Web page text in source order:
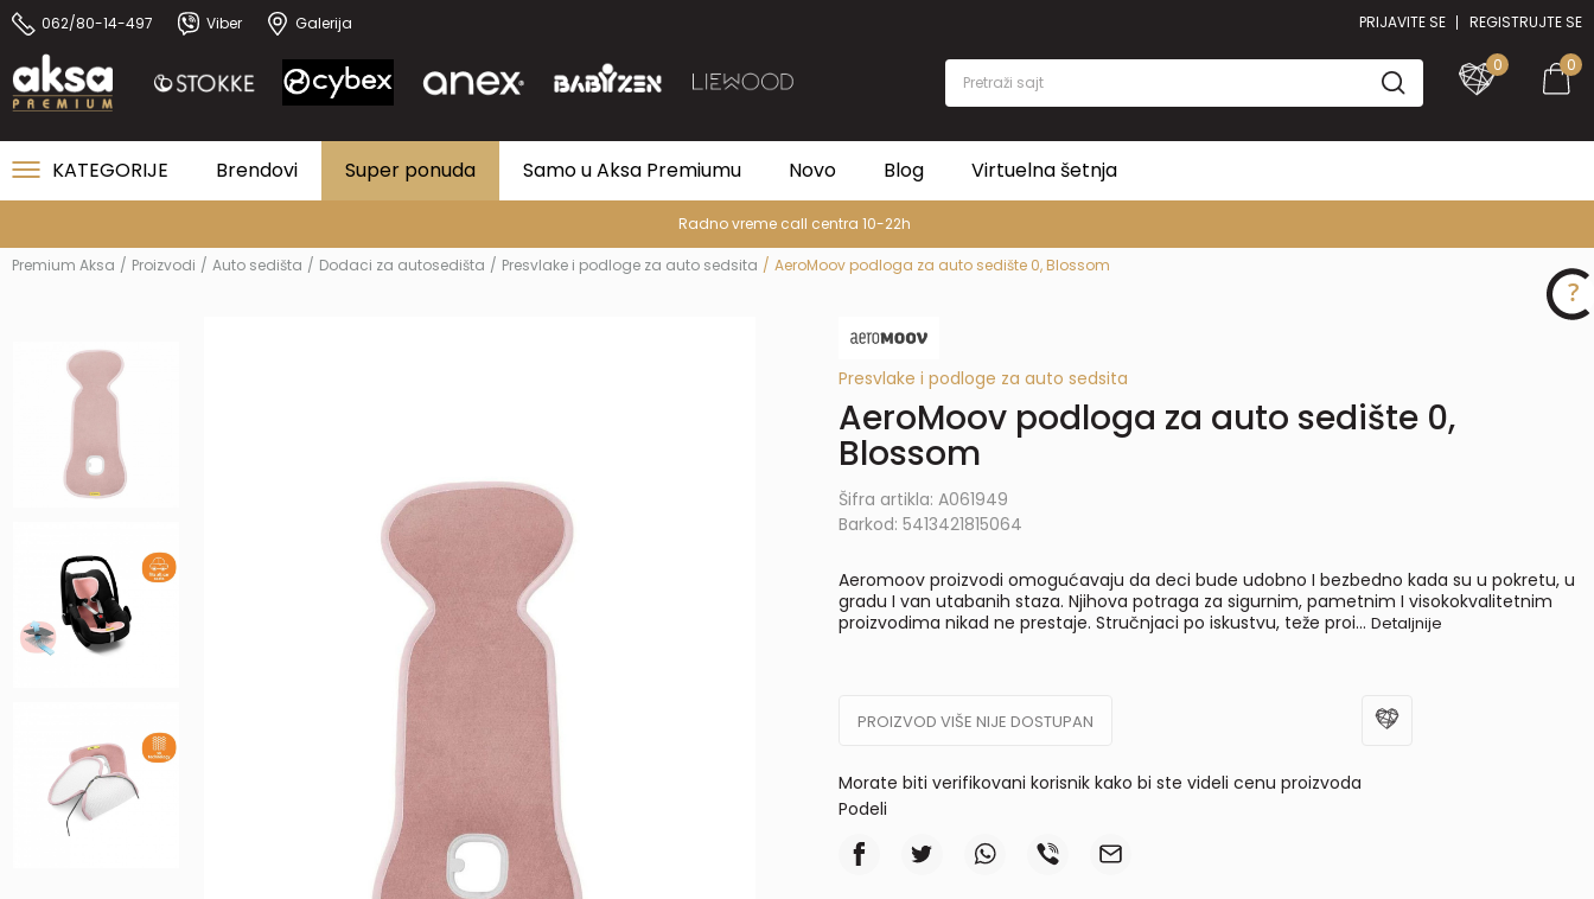
062/80-14-497 Viber Galerija PRIJAVITE SE REGISTRUJTE SE
Pretraži sajt
0
0
KATEGORIJE Brendovi Super ponuda Samo u Aksa Premiumu Novo Blog Virtuelna šetnja
Radno vreme call centra 10-22h
Premium Aksa Proizvodi Auto sedišta Dodaci za autosedišta Presvlake i podloge za auto sedsita AeroMoov podloga za auto sedište 0, Blossom
Presvlake i podloge za auto sedsita
AeroMoov podloga za auto sedište 0,
Blossom
Šifra artikla: A061949
Barkod: 5413421815064
Aeromoov proizvodi omogućavaju da deci bude udobno I bezbedno kada su u pokretu, u
gradu I van utabanih staza. Njihova potraga za sigurnim, pametnim I visokokvalitetnim
proizvodima nikad ne prestaje. Stručnjaci po iskustvu, teže proi... Detaljnije
PROIZVOD VIŠE NIJE DOSTUPAN
Morate biti verifikovani korisnik kako bi ste videli cenu proizvoda
Podeli